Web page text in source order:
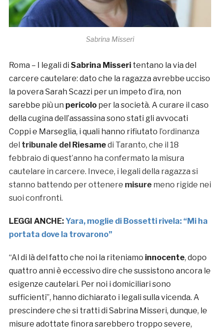
Sabrina Misseri
Roma – I legali di Sabrina Misseritentano la via del
carcere cautelare: dato che la ragazza avrebbe ucciso
la povera Sarah Scazzi per un impeto d’ira, non
sarebbe più un pericoloper la società. A curare il caso
della cugina dell’assassina sono stati gli avvocati
Coppi e Marseglia, i quali hanno rifiutato l’ordinanza
del tribunale del Riesamedi Taranto, che il 18
febbraio di quest’anno ha confermato la misura
cautelare in carcere. Invece, i legali della ragazza si
stanno battendo per ottenere misuremeno rigide nei
suoi confronti.
LEGGI ANCHE: Yara, moglie di Bossetti rivela: “Mi ha
portata dove la trovarono”
“Al di là del fatto che noi la riteniamo innocente, dopo
quattro anni è eccessivo dire che sussistono ancora le
esigenze cautelari. Per noi i domiciliari sono
sufficienti”, hanno dichiarato i legali sulla vicenda. A
prescindere che si tratti di Sabrina Misseri, dunque, le
misure adottate finora sarebbero troppo severe,